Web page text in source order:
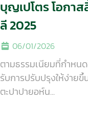
บุญเปโตร โอก
ลี 2025
06/01/2026
ตามธรรมเนียมที่กำหนด
รับการปรับปรุงให้ง่าย
ตะปาปายอห์น...